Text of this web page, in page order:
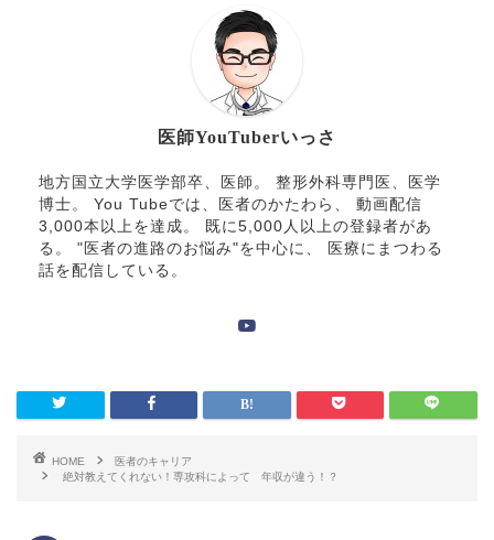
医師YouTuberいっさ
地方国立大学医学部卒、医師。 整形外科専門医、医学
博士。 You Tubeでは、医者のかたわら、 動画配信
3,000本以上を達成。 既に5,000人以上の登録者があ
る。 "医者の進路のお悩み"を中心に、 医療にまつわる
話を配信している。
HOME
医者のキャリア
絶対教えてくれない！専攻科によって 年収が違う！？